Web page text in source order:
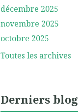
décembre 2025
novembre 2025
octobre 2025
Toutes les archives
Derniers